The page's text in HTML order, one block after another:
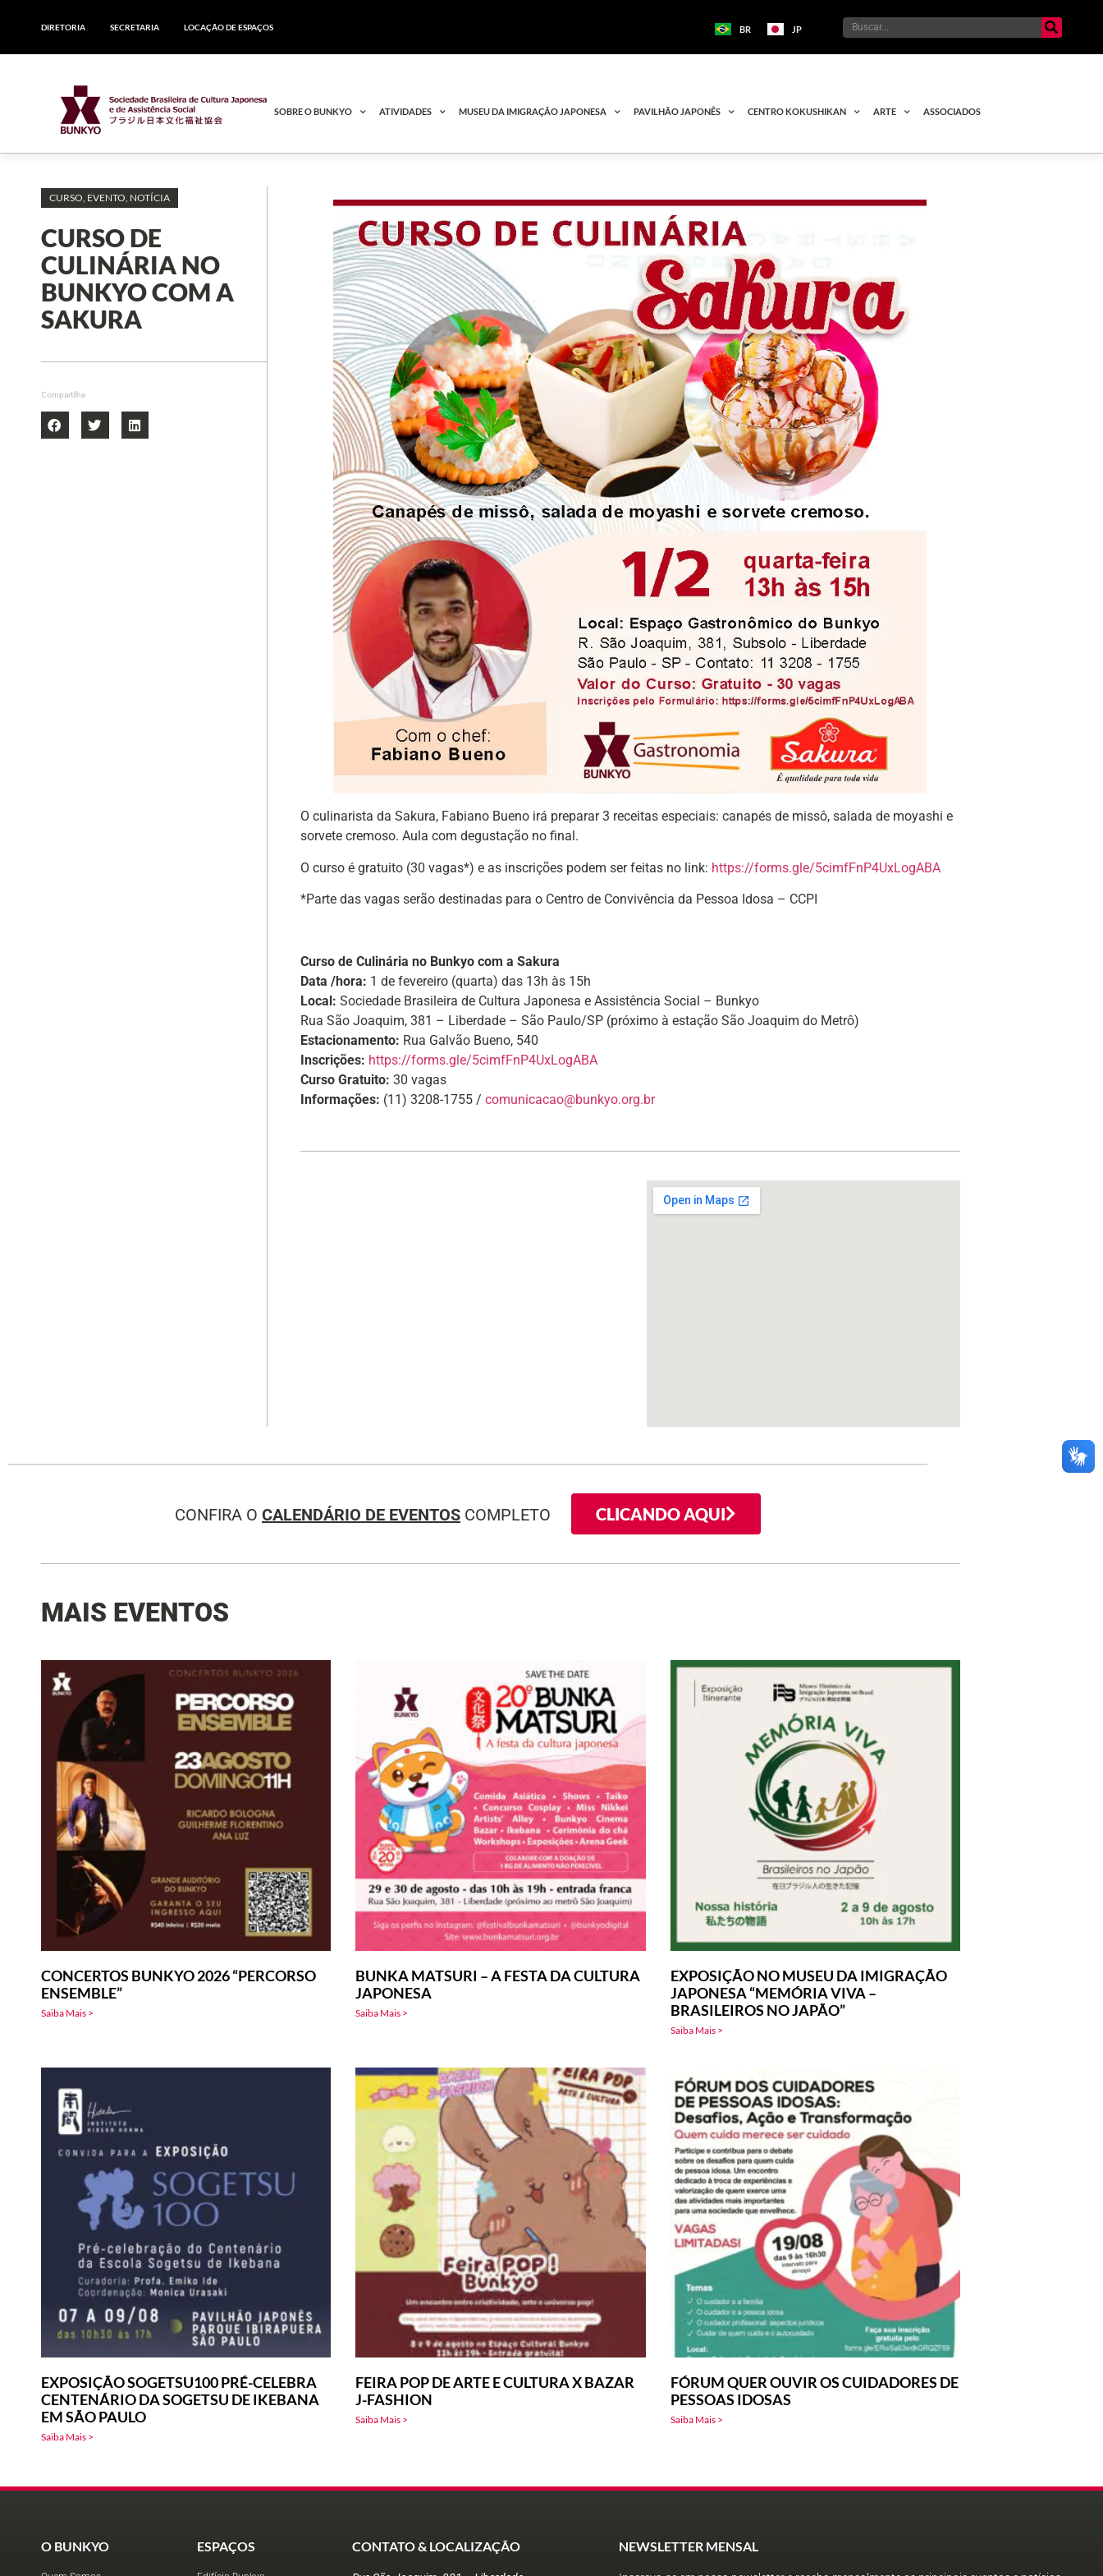
DIRETORIA SECRETARIA LOCAÇÃO DE ESPAÇOS BR JP
SOBRE O BUNKYO ATIVIDADES MUSEU DA IMIGRAÇÃO JAPONESA PAVILHÃO JAPONÊS CENTRO KOKUSHIKAN ARTE ASSOCIADOS
CURSO, EVENTO, NOTÍCIA
CURSO DE
CULINÁRIA NO
BUNKYO COM A
SAKURA
Compartilhe
O culinarista da Sakura, Fabiano Bueno irá preparar 3 receitas especiais: canapés de missô, salada de moyashi e
sorvete cremoso. Aula com degustação no final.
O curso é gratuito (30 vagas*) e as inscrições podem ser feitas no link: https://forms.gle/5cimfFnP4UxLogABA
*Parte das vagas serão destinadas para o Centro de Convivência da Pessoa Idosa – CCPI
Curso de Culinária no Bunkyo com a Sakura
Data /hora: 1 de fevereiro (quarta) das 13h às 15h
Local: Sociedade Brasileira de Cultura Japonesa e Assistência Social – Bunkyo
Rua São Joaquim, 381 – Liberdade – São Paulo/SP (próximo à estação São Joaquim do Metrô)
Estacionamento: Rua Galvão Bueno, 540
Inscrições: https://forms.gle/5cimfFnP4UxLogABA
Curso Gratuito: 30 vagas
Informações: (11) 3208-1755 /comunicacao@bunkyo.org.br
CONFIRA O CALENDÁRIO DE EVENTOS COMPLETO CLICANDO AQUI
MAIS EVENTOS
CONCERTOS BUNKYO 2026 “PERCORSO
ENSEMBLE”
Saiba Mais >
BUNKA MATSURI – A FESTA DA CULTURA
JAPONESA
Saiba Mais >
EXPOSIÇÃO NO MUSEU DA IMIGRAÇÃO
JAPONESA “MEMÓRIA VIVA –
BRASILEIROS NO JAPÃO”
Saiba Mais >
EXPOSIÇÃO SOGETSU100 PRÉ-CELEBRA
CENTENÁRIO DA SOGETSU DE IKEBANA
EM SÃO PAULO
Saiba Mais >
FEIRA POP DE ARTE E CULTURA X BAZAR
J-FASHION
Saiba Mais >
FÓRUM QUER OUVIR OS CUIDADORES DE
PESSOAS IDOSAS
Saiba Mais >
O BUNKYO ESPAÇOS CONTATO & LOCALIZAÇÃO NEWSLETTER MENSAL